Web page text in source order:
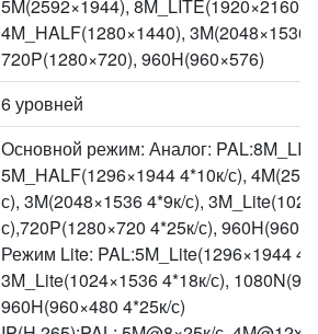
5M(2592×1944),
4M_HALF(1280×1440),
720P(1280×720), 960H(960×576)
6 уровней
Основной режим: Аналог:
5M_HALF(1296×1944 4*10к/с),
с), 3M(2048×1536 4*9к/с),
с),720P(1280×720 4*25к/с),
Режим Lite: PAL:5M_Lite(1296×1944
3M_Lite(1024×1536 4*18к/с),
960H(960×480 4*25к/с)